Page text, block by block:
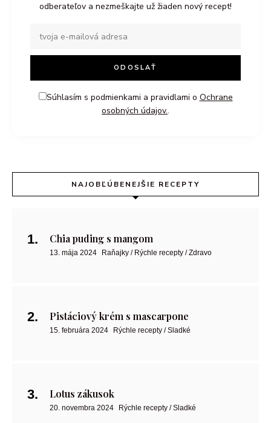
odberateľov a nezmeškajte už žiaden nový recept!
Súhlasím s podmienkami a pravidlami o Ochrane
osobných údajov..
NAJOBĽÚBENEJŠIE RECEPTY
Chia puding s mangom
13. mája 2024 Raňajky / Rýchle recepty / Zdravo
Pistáciový krém s mascarpone
15. februára 2024 Rýchle recepty / Sladké
Lotus zákusok
20. novembra 2024 Rýchle recepty / Sladké